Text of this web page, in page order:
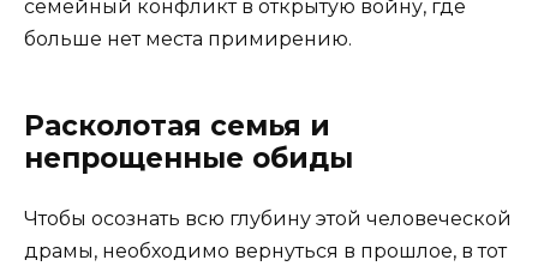
семейный конфликт в открытую войну, где
больше нет места примирению.
Расколотая семья и
непрощенные обиды
Чтобы осознать всю глубину этой человеческой
драмы, необходимо вернуться в прошлое, в тот